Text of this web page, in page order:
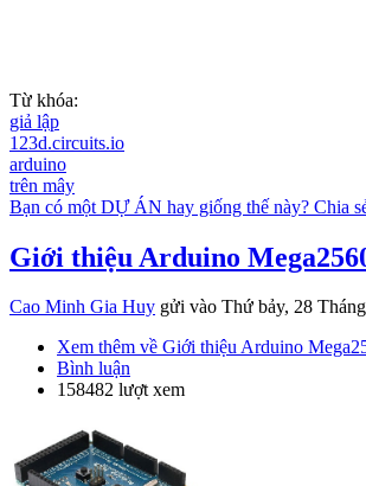
Từ khóa:
giả lập
123d.circuits.io
arduino
trên mây
Bạn có một DỰ ÁN hay giống thế này? Chia
Giới thiệu Arduino
Cao Minh Gia Huy gửi vào Thứ bảy, 28
Xem thêm về Giới thiệu Arduino
Bình luận
158482 lượt xem